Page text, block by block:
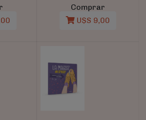
Comprar
U$S 9,00